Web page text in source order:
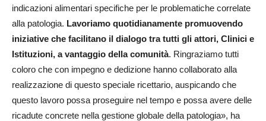
indicazioni alimentari specifiche per le problematiche correlate
alla patologia. Lavoriamo quotidianamente promuovendo
iniziative che facilitano il dialogo tra tutti gli attori, Clinici e
Istituzioni, a vantaggio della comunità. Ringraziamo tutti
coloro che con impegno e dedizione hanno collaborato alla
realizzazione di questo speciale ricettario, auspicando che
questo lavoro possa proseguire nel tempo e possa avere delle
ricadute concrete nella gestione globale della patologia», ha